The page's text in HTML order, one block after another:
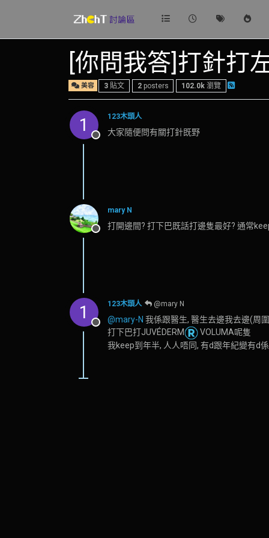
[你問我答]打針打
美容 3 貼文 2 posters 102.0k 瀏覽
1
離線
123木頭人
大家隨便問有關打針既野
離線
mary N
打開邊間? 打下巴既話打邊隻最好? 通常
1
離線
123木頭人 @mary N
@mary-N 我係跟醫生, 醫生去邊我去邊(周
打下巴打JUVÉDERM
VOLUMA呢隻
我keep到年半, 人人唔同, 有d跟年紀變有d